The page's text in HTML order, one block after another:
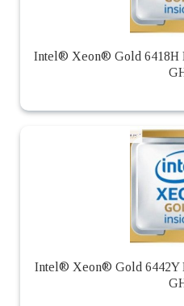
Intel® Xeon® Gold 6418H
Intel® Xeon® Gold 6442Y